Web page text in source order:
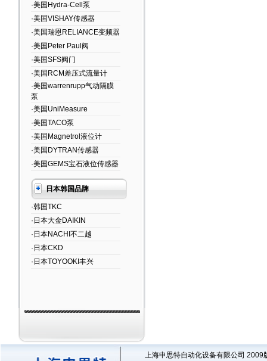
·美国Hydra-Cell泵
·美国VISHAY传感器
·美国瑞恩RELIANCE变频器
·美国Peter Paul阀
·美国SFS阀门
·美国RCM差压式流量计
·美国warrenrupp气动隔膜
泵
·美国UniMeasure
·美国TACO泵
·美国Magnetrol液位计
·美国DYTRAN传感器
·美国GEMS宝石液位传感器
日本韩国品牌
·韩国TKC
·日本大金DAIKIN
·日本NACHI不二越
·日本CKD
·日本TOYOOKI丰兴
上海申思特自动化设备有限公司